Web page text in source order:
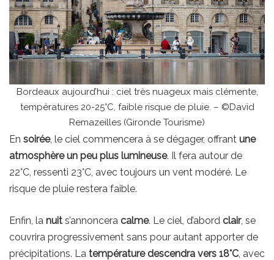
Bordeaux aujourd’hui : ciel très nuageux mais clémente,
températures 20-25°C, faible risque de pluie. – ©David
Remazeilles (Gironde Tourisme)
En soirée, le ciel commencera à se dégager, offrant une
atmosphère un peu plus lumineuse. Il fera autour de
22°C, ressenti 23°C, avec toujours un vent modéré. Le
risque de pluie restera faible.
Enfin, la nuit s’annoncera calme. Le ciel, d’abord clair, se
couvrira progressivement sans pour autant apporter de
précipitations. La température descendra vers 18°C, avec